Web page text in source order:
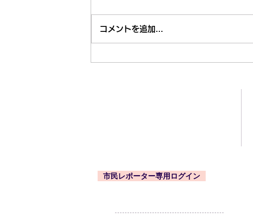
市内近隣のお祭り・お出かけ
コメントを追加…
市民レポーター専用ログイン